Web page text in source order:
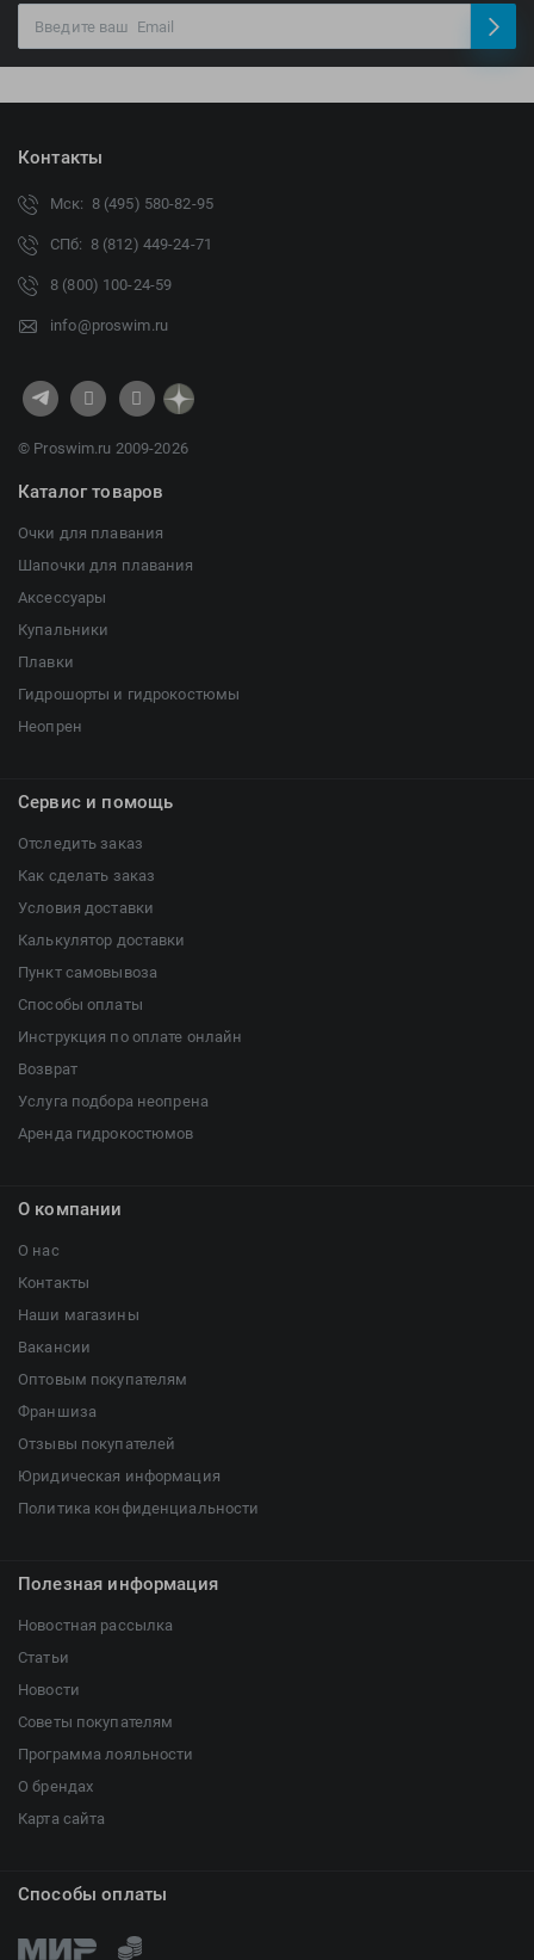
Контакты
Мск: 8 (495) 580-82-95
СПб: 8 (812) 449-24-71
8 (800) 100-24-59
info@proswim.ru
© Proswim.ru 2009-2026
Каталог товаров
Очки для плавания
Шапочки для плавания
Аксессуары
Купальники
Плавки
Гидрошорты и гидрокостюмы
Неопрен
Сервис и помощь
Отследить заказ
Как сделать заказ
Условия доставки
Калькулятор доставки
Пункт самовывоза
Способы оплаты
Инструкция по оплате онлайн
Возврат
Услуга подбора неопрена
Аренда гидрокостюмов
О компании
О нас
Контакты
Наши магазины
Вакансии
Оптовым покупателям
Франшиза
Отзывы покупателей
Юридическая информация
Политика конфиденциальности
Полезная информация
Новостная рассылка
Статьи
Новости
Советы покупателям
Программа лояльности
О брендах
Карта сайта
Способы оплаты